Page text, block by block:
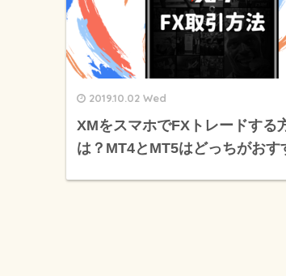
2019.10.02 Wed
XMをスマホでFXトレードする
は？MT4とMT5はどっちがおす